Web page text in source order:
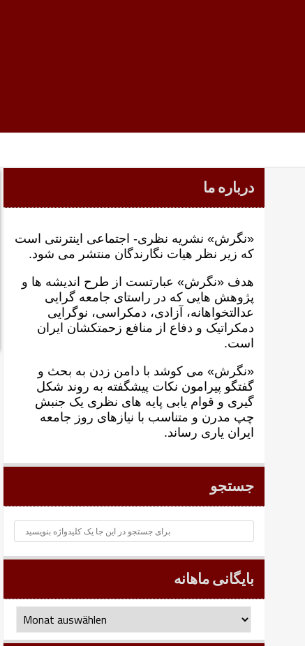
درباره ما
«نگرش» نشریه نظری- اجتماعی اینترنتی است
که زير نظر هيات نگارندگان منتشر می شود.
هدف «نگرش» عبارتست از طرح انديشه ها و
پژوهش هايی که در راستای جامعه گرايی
عدالتخواهانه، آزادی، دمکراسی، نوگرايی
دمکراتيک و دفاع از منافع زحمتکشان ايران
است.
«نگرش» می کوشد با دامن زدن به بحث و
گفتگو پيرامون نکات پیشگفته به روند شکل
گيری و قوام يابی پايه های نظری يک جنبش
چپ مدرن و متناسب با نيازهای روز جامعه
ايران ياری رساند.
جستجو
بایگانی ماهانه
بایگانی
ماهانه